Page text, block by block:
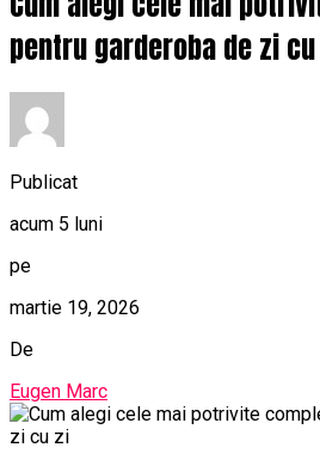
pentru garderoba de zi
Publicat
acum 5 luni
pe
martie 19, 2026
De
Eugen Marc